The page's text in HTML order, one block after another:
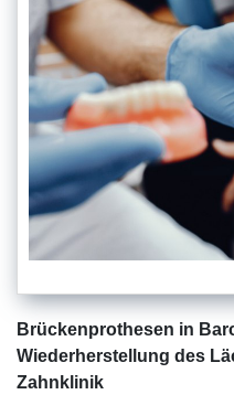
Brückenprothesen in
Wiederherstellung des
Zahnklinik